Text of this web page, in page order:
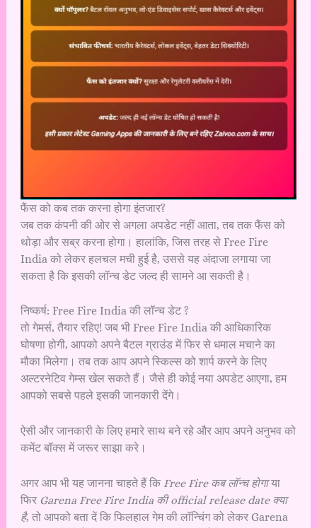
फैंस को कब तक करना होगा इंतजार?
जब तक कंपनी की ओर से अगला अपडेट नहीं आता, तब तक फैंस को
थोड़ा और सब्र करना होगा। हालांकि, जिस तरह से Free Fire
India को लेकर हलचल मची हुई है, उससे यह अंदाजा लगाया जा
सकता है कि इसकी लॉन्च डेट जल्द ही सामने आ सकती है।
निष्कर्ष: Free Fire India की लॉन्च डेट ?
तो गेमर्स, तैयार रहिए! जब भी Free Fire India की आधिकारिक
घोषणा होगी, आपको अपने बैटल ग्राउंड में फिर से धमाल मचाने का
मौका मिलेगा। तब तक आप अपने स्किल्स को शार्प करने के लिए
अल्टरनेटिव गेम्स खेल सकते हैं। जैसे ही कोई नया अपडेट आएगा, हम
आपको सबसे पहले इसकी जानकारी देंगे।
ऐसी और जानकारी के लिए हमारे साथ बने रहे और आप अपने अनुभव को
कमेंट बॉक्स में जरूर साझा करे।
अगर आप भी यह जानना चाहते हैं कि Free Fire कब लॉन्च होगाया
फिर Garena Free Fire India की official release date क्या
है, तो आपको बता दें कि फिलहाल गेम की लॉन्चिंग को लेकर Garena